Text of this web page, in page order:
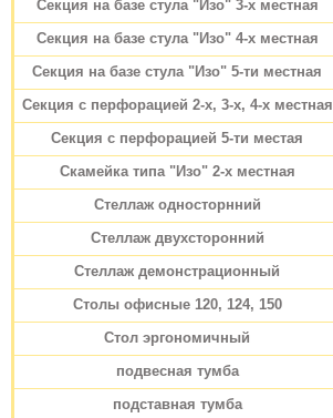
Секция на базе стула "Изо" 3-х местная
Секция на базе стула "Изо" 4-х местная
Секция на базе стула "Изо" 5-ти местная
Секция с перфорацией 2-х, 3-х, 4-х местная
Секция с перфорацией 5-ти местая
Скамейка типа "Изо" 2-х местная
Стеллаж односторнний
Стеллаж двухсторонний
Стеллаж демонстрационный
Столы офисные 120, 124, 150
Стол эргономичный
подвесная тумба
подставная тумба